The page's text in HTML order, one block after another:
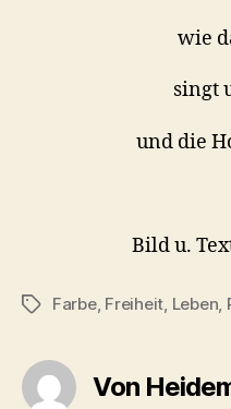
wie
singt
und die
Bild u.
Schlagwörter
Farbe, Freiheit Leben
Von